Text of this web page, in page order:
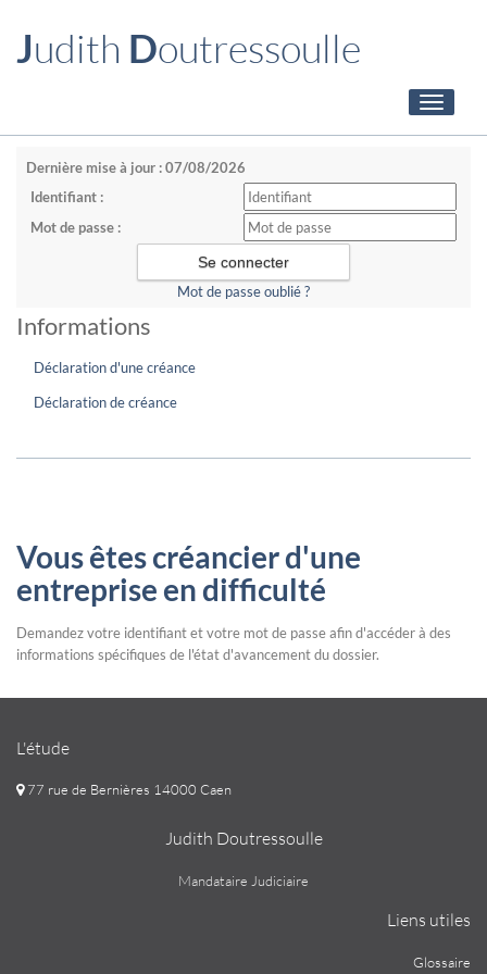
Judith Doutressoulle
Toggle
Dernière mise à jour : 07/08/2026
Identifiant :
Mot de passe :
Mot de passe oublié ?
Informations
Déclaration d'une créance
Déclaration de créance
Vous êtes créancier d'une
entreprise en difficulté
Demandez votre identifiant et votre mot de passe afin d'accéder à des
informations spécifiques de l'état d'avancement du dossier.
L'étude
77 rue de Bernières 14000 Caen
Judith Doutressoulle
Mandataire Judiciaire
Liens utiles
Glossaire